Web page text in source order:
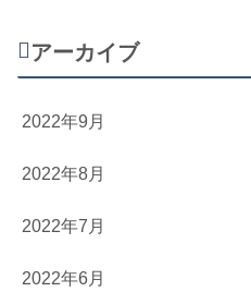
アーカイブ
2022年9月
2022年8月
2022年7月
2022年6月